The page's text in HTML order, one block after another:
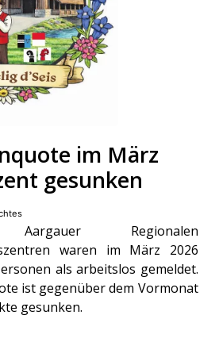
im März
gesunken
Regionalen
waren im März 2026
als arbeitslos gemeldet.
ist gegenüber dem Vormonat
gesunken.